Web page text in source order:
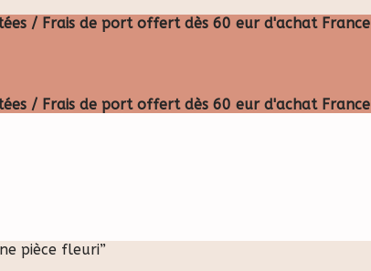
/ Frais de port offert dès 60 eur d'achat France
/ Frais de port offert dès 60 eur d'achat France
pièce fleuri”